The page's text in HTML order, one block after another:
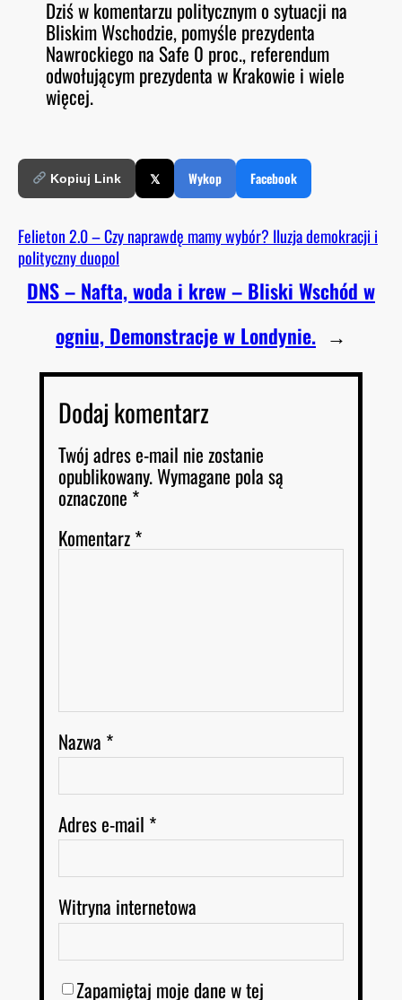
O
D
E
RSS FEED
LINK
EMBED
Dziś w komentarzu politycznym o sytuacji na
Bliskim Wschodzie, pomyśle prezydenta
Nawrockiego na Safe 0 proc., referendum
odwołującym prezydenta w Krakowie i wiele
więcej.
Kopiuj Link 𝕏 Wykop Facebook
Felieton 2.0 – Czy naprawdę mamy wybór? Iluzja demokracji i
polityczny duopol
DNS – Nafta, woda i krew – Bliski Wschód w
ogniu, Demonstracje w Londynie. →
Dodaj komentarz
Twój adres e-mail nie zostanie
opublikowany.Wymagane pola są
oznaczone *
Komentarz*
Nazwa *
Adres e-mail *
Witryna internetowa
Zapamiętaj moje dane w tej